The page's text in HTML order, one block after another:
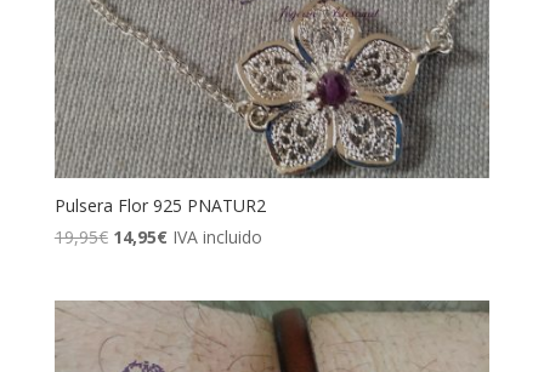
Pulsera Flor 925 PNATUR2
19,95€ El
original
era:
19,95€.
14,95€El
actual
es:
14,95€.
IVA incluido